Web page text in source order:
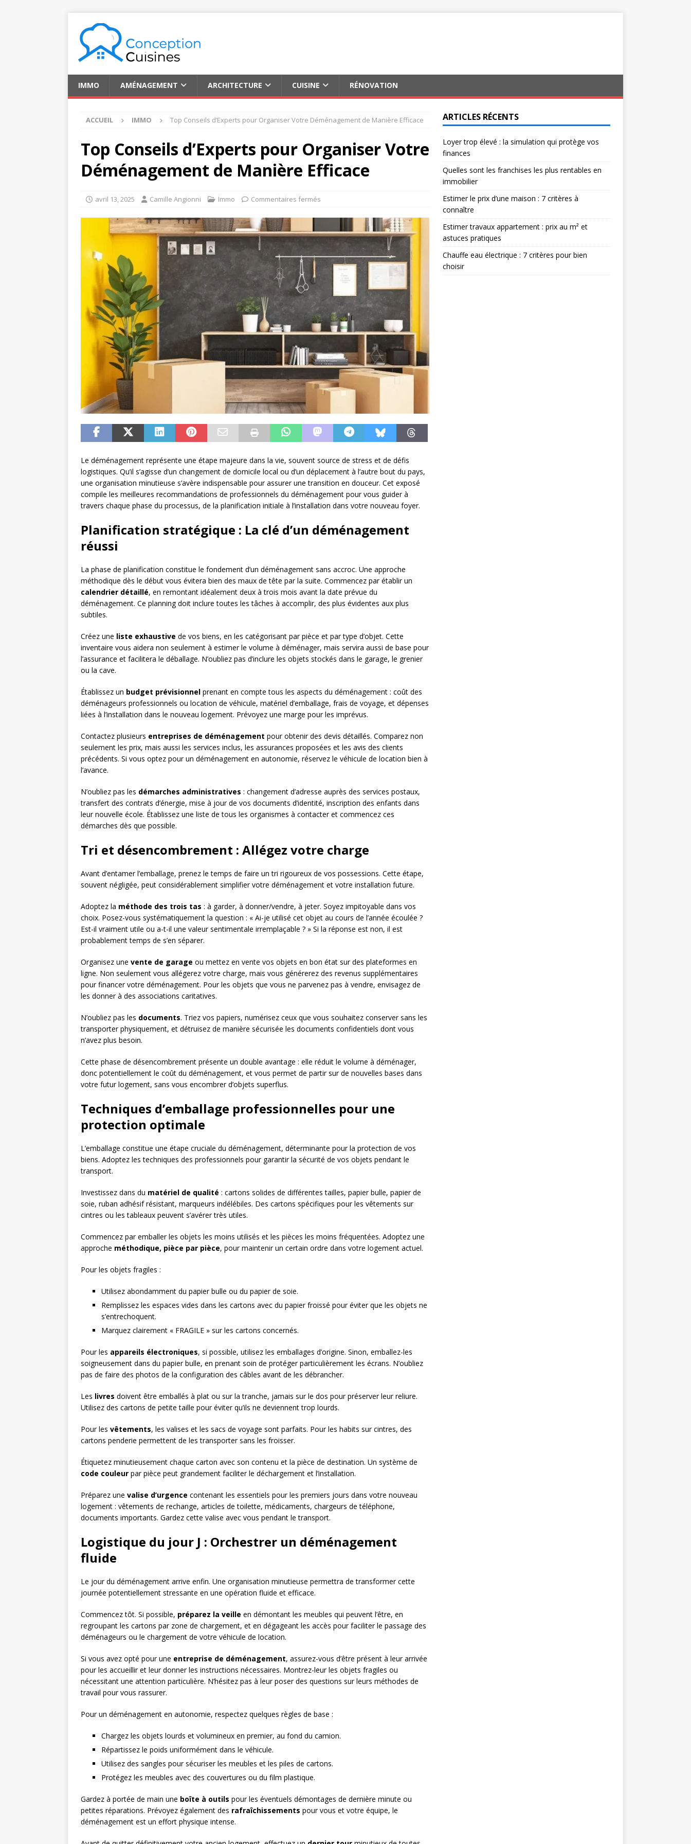
IMMO AMÉNAGEMENT ARCHITECTURE CUISINE RÉNOVATION
ACCUEIL IMMO Top Conseils d’Experts pour Organiser Votre Déménagement de Manière Efficace
Top Conseils d’Experts pour Organiser Votre
Déménagement de Manière Efficace
avril 13, 2025 Camille Angionni Immo Commentaires fermés
Le déménagement représente une étape majeure dans la vie, souvent source de stress et de défis
logistiques. Qu’il s’agisse d’un changement de domicile local ou d’un déplacement à l’autre bout du pays,
une organisation minutieuse s’avère indispensable pour assurer une transition en douceur. Cet exposé
compile les meilleures recommandations de professionnels du déménagement pour vous guider à
travers chaque phase du processus, de la planification initiale à l’installation dans votre nouveau foyer.
Planification stratégique : La clé d’un déménagement
réussi
La phase de planification constitue le fondement d’un déménagement sans accroc. Une approche
méthodique dès le début vous évitera bien des maux de tête par la suite. Commencez par établir un
calendrier détaillé, en remontant idéalement deux à trois mois avant la date prévue du
déménagement. Ce planning doit inclure toutes les tâches à accomplir, des plus évidentes aux plus
subtiles.
Créez une liste exhaustive de vos biens, en les catégorisant par pièce et par type d’objet. Cette
inventaire vous aidera non seulement à estimer le volume à déménager, mais servira aussi de base pour
l’assurance et facilitera le déballage. N’oubliez pas d’inclure les objets stockés dans le garage, le grenier
ou la cave.
Établissez un budget prévisionnel prenant en compte tous les aspects du déménagement : coût des
déménageurs professionnels ou location de véhicule, matériel d’emballage, frais de voyage, et dépenses
liées à l’installation dans le nouveau logement. Prévoyez une marge pour les imprévus.
Contactez plusieurs entreprises de déménagement pour obtenir des devis détaillés. Comparez non
seulement les prix, mais aussi les services inclus, les assurances proposées et les avis des clients
précédents. Si vous optez pour un déménagement en autonomie, réservez le véhicule de location bien à
l’avance.
N’oubliez pas les démarches administratives : changement d’adresse auprès des services postaux,
transfert des contrats d’énergie, mise à jour de vos documents d’identité, inscription des enfants dans
leur nouvelle école. Établissez une liste de tous les organismes à contacter et commencez ces
démarches dès que possible.
Tri et désencombrement : Allégez votre charge
Avant d’entamer l’emballage, prenez le temps de faire un tri rigoureux de vos possessions. Cette étape,
souvent négligée, peut considérablement simplifier votre déménagement et votre installation future.
Adoptez la méthode des trois tas : à garder, à donner/vendre, à jeter. Soyez impitoyable dans vos
choix. Posez-vous systématiquement la question : « Ai-je utilisé cet objet au cours de l’année écoulée ?
Est-il vraiment utile ou a-t-il une valeur sentimentale irremplaçable ? » Si la réponse est non, il est
probablement temps de s’en séparer.
Organisez une vente de garage ou mettez en vente vos objets en bon état sur des plateformes en
ligne. Non seulement vous allégerez votre charge, mais vous générerez des revenus supplémentaires
pour financer votre déménagement. Pour les objets que vous ne parvenez pas à vendre, envisagez de
les donner à des associations caritatives.
N’oubliez pas les documents. Triez vos papiers, numérisez ceux que vous souhaitez conserver sans les
transporter physiquement, et détruisez de manière sécurisée les documents confidentiels dont vous
n’avez plus besoin.
Cette phase de désencombrement présente un double avantage : elle réduit le volume à déménager,
donc potentiellement le coût du déménagement, et vous permet de partir sur de nouvelles bases dans
votre futur logement, sans vous encombrer d’objets superflus.
Techniques d’emballage professionnelles pour une
protection optimale
L’emballage constitue une étape cruciale du déménagement, déterminante pour la protection de vos
biens. Adoptez les techniques des professionnels pour garantir la sécurité de vos objets pendant le
transport.
Investissez dans du matériel de qualité : cartons solides de différentes tailles, papier bulle, papier de
soie, ruban adhésif résistant, marqueurs indélébiles. Des cartons spécifiques pour les vêtements sur
cintres ou les tableaux peuvent s’avérer très utiles.
Commencez par emballer les objets les moins utilisés et les pièces les moins fréquentées. Adoptez une
approche méthodique, pièce par pièce, pour maintenir un certain ordre dans votre logement actuel.
Pour les objets fragiles :
Utilisez abondamment du papier bulle ou du papier de soie.
Remplissez les espaces vides dans les cartons avec du papier froissé pour éviter que les objets ne
s’entrechoquent.
Marquez clairement « FRAGILE » sur les cartons concernés.
Pour les appareils électroniques, si possible, utilisez les emballages d’origine. Sinon, emballez-les
soigneusement dans du papier bulle, en prenant soin de protéger particulièrement les écrans. N’oubliez
pas de faire des photos de la configuration des câbles avant de les débrancher.
Les livres doivent être emballés à plat ou sur la tranche, jamais sur le dos pour préserver leur reliure.
Utilisez des cartons de petite taille pour éviter qu’ils ne deviennent trop lourds.
Pour les vêtements, les valises et les sacs de voyage sont parfaits. Pour les habits sur cintres, des
cartons penderie permettent de les transporter sans les froisser.
Étiquetez minutieusement chaque carton avec son contenu et la pièce de destination. Un système de
code couleur par pièce peut grandement faciliter le déchargement et l’installation.
Préparez une valise d’urgence contenant les essentiels pour les premiers jours dans votre nouveau
logement : vêtements de rechange, articles de toilette, médicaments, chargeurs de téléphone,
documents importants. Gardez cette valise avec vous pendant le transport.
Logistique du jour J : Orchestrer un déménagement
fluide
Le jour du déménagement arrive enfin. Une organisation minutieuse permettra de transformer cette
journée potentiellement stressante en une opération fluide et efficace.
Commencez tôt. Si possible, préparez la veille en démontant les meubles qui peuvent l’être, en
regroupant les cartons par zone de chargement, et en dégageant les accès pour faciliter le passage des
déménageurs ou le chargement de votre véhicule de location.
Si vous avez opté pour une entreprise de déménagement, assurez-vous d’être présent à leur arrivée
pour les accueillir et leur donner les instructions nécessaires. Montrez-leur les objets fragiles ou
nécessitant une attention particulière. N’hésitez pas à leur poser des questions sur leurs méthodes de
travail pour vous rassurer.
Pour un déménagement en autonomie, respectez quelques règles de base :
Chargez les objets lourds et volumineux en premier, au fond du camion.
Répartissez le poids uniformément dans le véhicule.
Utilisez des sangles pour sécuriser les meubles et les piles de cartons.
Protégez les meubles avec des couvertures ou du film plastique.
Gardez à portée de main une boîte à outils pour les éventuels démontages de dernière minute ou
petites réparations. Prévoyez également des rafraîchissements pour vous et votre équipe, le
déménagement est un effort physique intense.
ARTICLES RÉCENTS
Loyer trop élevé : la simulation qui protège vos
finances
Quelles sont les franchises les plus rentables en
immobilier
Estimer le prix d’une maison : 7 critères à
connaître
Estimer travaux appartement : prix au m² et
astuces pratiques
Chauffe eau électrique : 7 critères pour bien
choisir